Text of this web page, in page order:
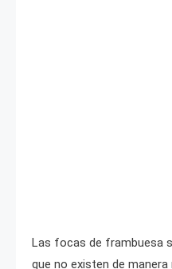
Las focas de frambuesa
que no existen de manera